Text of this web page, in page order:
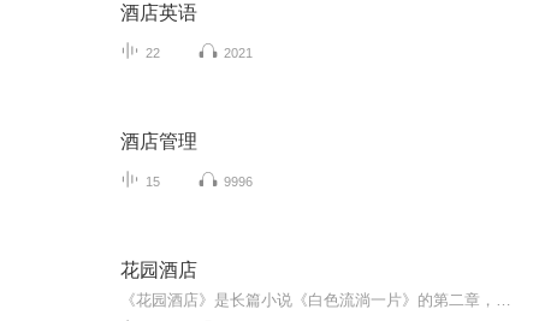
酒店英语
22 2021
酒店管理
15 9996
花园酒店